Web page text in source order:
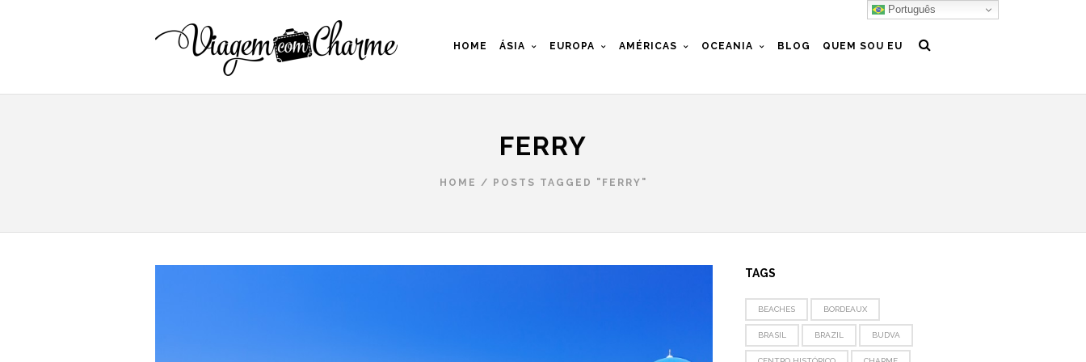
HOME ÁSIA EUROPA AMÉRICAS OCEANIA BLOG QUEM SOU EU
FERRY
HOME / POSTS TAGGED "FERRY"
TAGS
BEACHES BORDEAUX
BRASIL BRAZIL BUDVA
Português